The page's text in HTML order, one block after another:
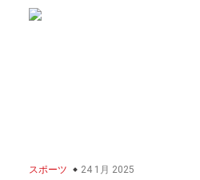
スポーツ 24 1月 2025